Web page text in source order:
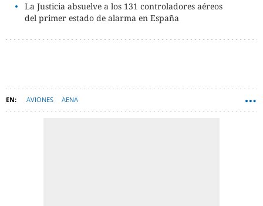
La Justicia absuelve a los 131 controladores aéreos
del primer estado de alarma en España
AVIONES AENA